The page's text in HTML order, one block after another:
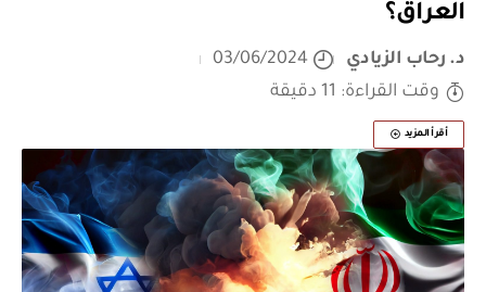
العراق؟
د. رحاب الزيادي
03/06/2024
وقت القراءة: 11 دقيقة
أقرأ المزيد